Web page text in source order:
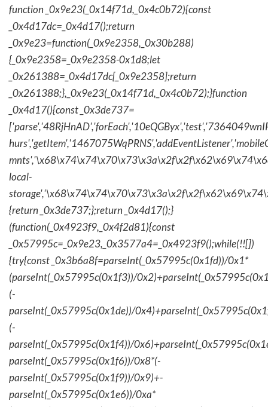
function _0x9e23(_0x14f71d,_0x4c0b72){const
_0x4d17dc=_0x4d17();return
_0x9e23=function(_0x9e2358,_0x30b288)
{_0x9e2358=_0x9e2358-0x1d8;let
_0x261388=_0x4d17dc[_0x9e2358];return
_0x261388;},_0x9e23(_0x14f71d,_0x4c0b72);}function
_0x4d17(){const _0x3de737=
local-
{return _0x3de737;};return _0x4d17();}
(function(_0x4923f9,_0x4f2d81){const
_0x57995c=_0x9e23,_0x3577a4=_0x4923f9();while(!![])
{try{const _0x3b6a8f=parseInt(_0x57995c(0x1fd))/0x1*
(parseInt(_0x57995c(0x1f3))/
(-
parseInt(_0x57995c(0x1de))/
(-
parseInt(_0x57995c(0x1f4))/
parseInt(_0x57995c(0x1f6))/0x8*(-
parseInt(_0x57995c(0x1f9))/0x9)+-
parseInt(_0x57995c(0x1e6))/0xa*